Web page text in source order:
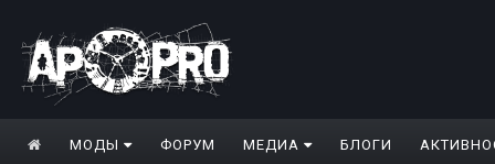
МОДЫ ФОРУМ МЕДИА БЛОГИ